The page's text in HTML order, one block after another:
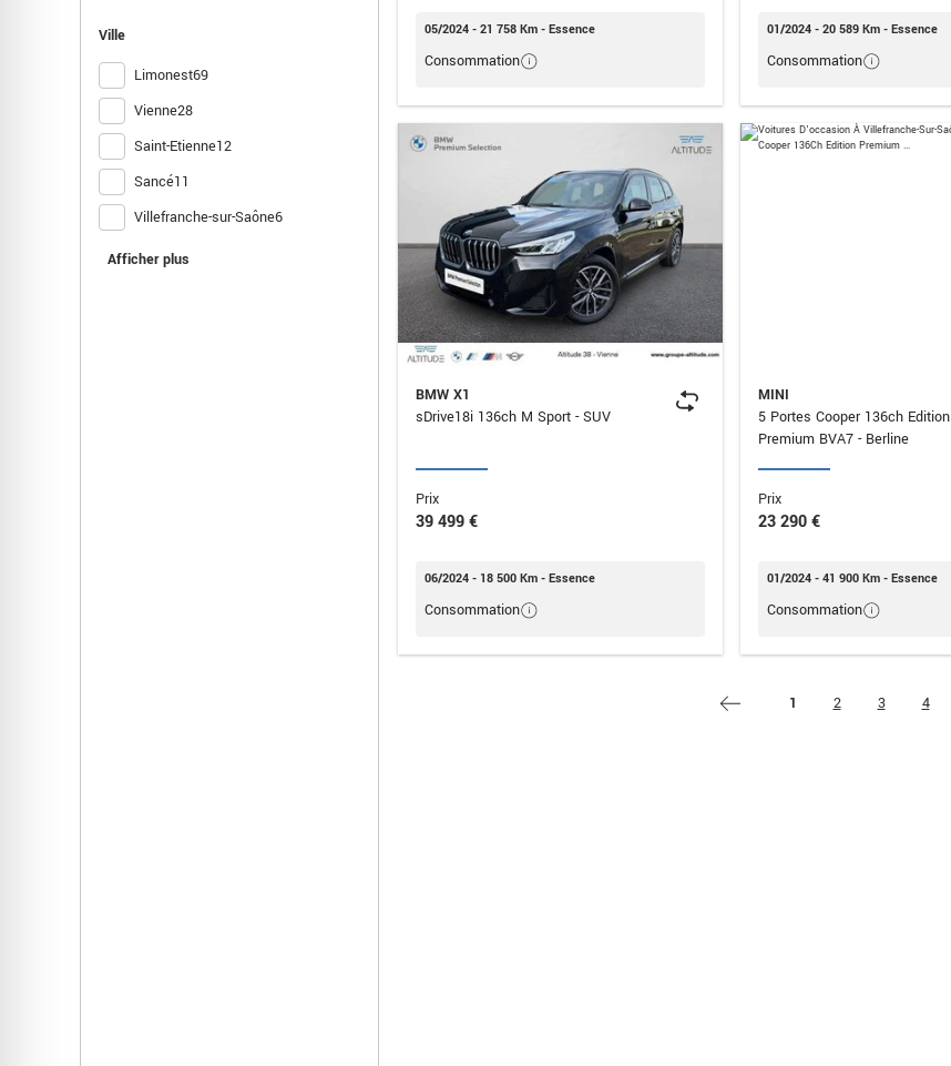
Ville
Limonest69
Vienne28
Saint-Etienne12
Sancé11
Villefranche-sur-Saône6
Le Coteau
Afficher plus
05/2024 - 21 758 Km - Essence
Consommation
01/2024 - 20 589 Km - Essence
Consommation
BMW X1
sDrive18i 136ch M Sport - SUV
Prix
39 499 €
06/2024 - 18 500 Km - Essence
Consommation
MINI
5 Portes Cooper 136ch Edition
Premium BVA7 - Berline
Prix
23 290 €
01/2024 - 41 900 Km - Essence
Consommation
1 2 3 4